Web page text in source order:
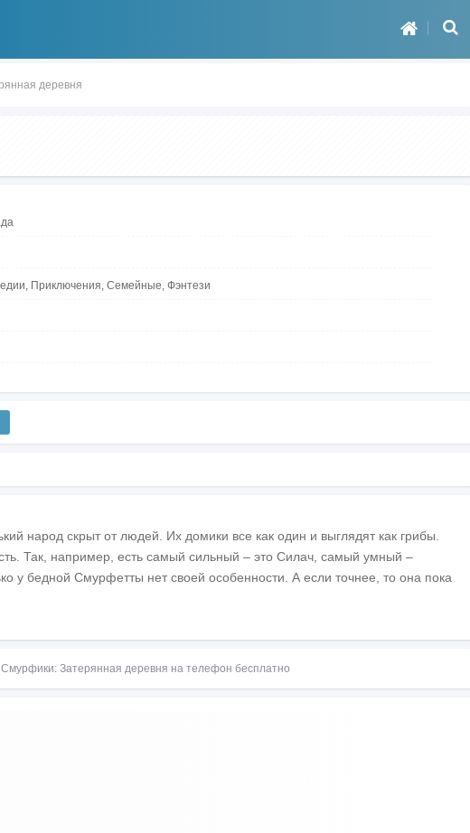
деревня
Приключения, Семейные, Фэнтези
народ скрыт от людей. Их домики все как один и выглядят как грибы.
Так, например, есть самый сильный – это Силач, самый умный –
у бедной Смурфетты нет своей особенности. А если точнее, то она пока
Затерянная деревня на телефон бесплатно